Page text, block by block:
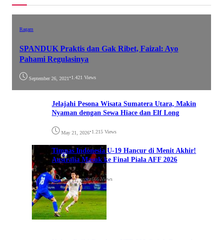
Ragam
SPANDUK Praktis dan Gak Ribet, Faizal: Ayo
Pahami Regulasinya
September 26, 2021•1.421 Views
Jelajahi Pesona Wisata Sumatera Utara, Makin
Nyaman dengan Sewa Hiace dan Elf Long
May 21, 2026•1.215 Views
Timnas Indonesia U-19 Hancur di Menit Akhir!
Australia Masuk ke Final Piala AFF 2026
June 11, 2026•666 Views